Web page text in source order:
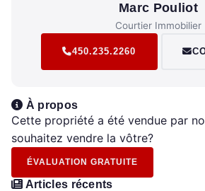
Marc Pouliot
Courtier Immobilier
450.235.2260
À propos
Cette propriété a été vendue par
souhaitez vendre la vôtre?
ÉVALUATION GRATUITE
Articles récents